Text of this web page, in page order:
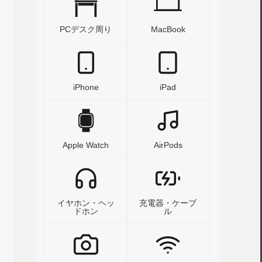
PCデスク周り MacBook
iPhone iPad
Apple Watch AirPods
イヤホン・ヘッ
ドホン
充電器・ケーブ
ル